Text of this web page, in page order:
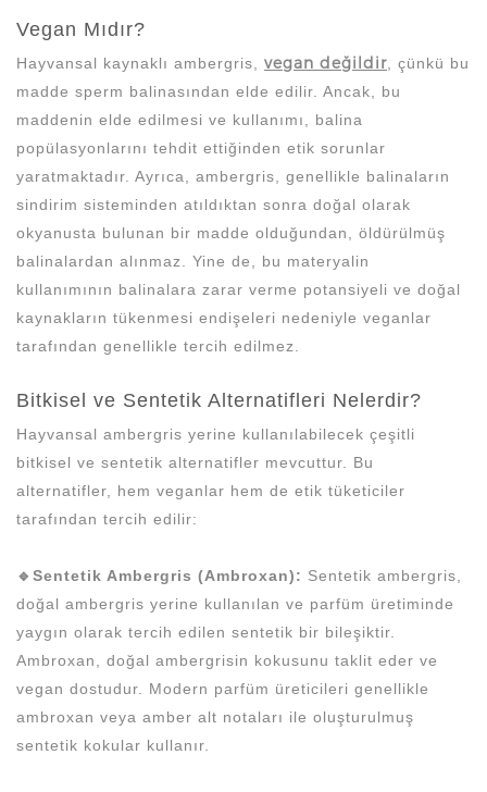
Vegan Mıdır?
Hayvansal kaynaklı ambergris, vegan değildir , çünkü bu
madde sperm balinasından elde edilir. Ancak, bu
maddenin elde edilmesi ve kullanımı, balina
popülasyonlarını tehdit ettiğinden etik sorunlar
yaratmaktadır. Ayrıca, ambergris, genellikle balinaların
sindirim sisteminden atıldıktan sonra doğal olarak
okyanusta bulunan bir madde olduğundan, öldürülmüş
balinalardan alınmaz. Yine de, bu materyalin
kullanımının balinalara zarar verme potansiyeli ve doğal
kaynakların tükenmesi endişeleri nedeniyle veganlar
tarafından genellikle tercih edilmez.
Bitkisel ve Sentetik Alternatifleri Nelerdir?
Hayvansal ambergris yerine kullanılabilecek çeşitli
bitkisel ve sentetik alternatifler mevcuttur. Bu
alternatifler, hem veganlar hem de etik tüketiciler
tarafından tercih edilir:
🔹Sentetik Ambergris (Ambroxan): Sentetik ambergris,
doğal ambergris yerine kullanılan ve parfüm üretiminde
yaygın olarak tercih edilen sentetik bir bileşiktir.
Ambroxan, doğal ambergrisin kokusunu taklit eder ve
vegan dostudur. Modern parfüm üreticileri genellikle
ambroxan veya amber alt notaları ile oluşturulmuş
sentetik kokular kullanır.